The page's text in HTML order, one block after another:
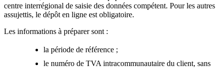
centre interrégional de saisie des données compétent. Pour les autres
assujettis, le dépôt en ligne est obligatoire.
Les informations à préparer sont :
la période de référence ;
le numéro de TVA intracommunautaire du client, sans